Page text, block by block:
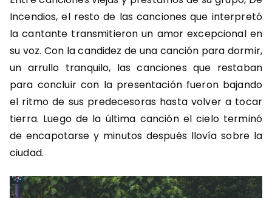
Incendios, el resto de las canciones que interpretó
la cantante transmitieron un amor excepcional en
su voz. Con la candidez de una canción para dormir,
un arrullo tranquilo, las canciones que restaban
para concluir con la presentación fueron bajando
el ritmo de sus predecesoras hasta volver a tocar
tierra. Luego de la última canción el cielo terminó
de encapotarse y minutos después llovía sobre la
ciudad.